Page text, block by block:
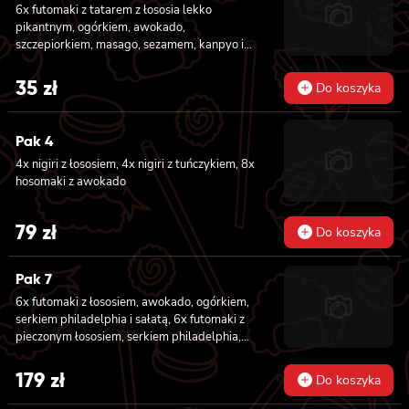
6x futomaki z tatarem z łososia lekko
pikantnym, ogórkiem, awokado,
szczepiorkiem, masago, sezamem, kanpyo i
sałatą
35zł Do koszyka
Pak 4
4x nigiri z łososiem, 4x nigiri z tuńczykiem, 8x
hosomaki z awokado
79 zł Do koszyka
Pak 7
6x futomaki z łososiem, awokado, ogórkiem,
serkiem philadelphia i sałatą, 6x futomaki z
pieczonym łososiem, serkiem philadelphia,
awokado, ogórkiem, kanpyo, sałatą, sosem
teriyaki i sezamem, 6x futomaki z krewetką
w tempurze, ogórkiem, sałatą i majonezem
179 zł Do koszyka